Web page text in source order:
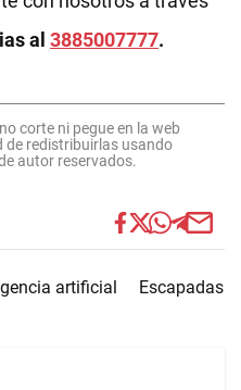
al 3885007777.
corte ni pegue en la web
de redistribuirlas usando
autor reservados.
artificial Escapadas